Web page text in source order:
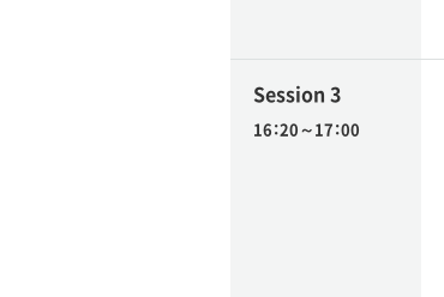
Session 3
16：20～17：00